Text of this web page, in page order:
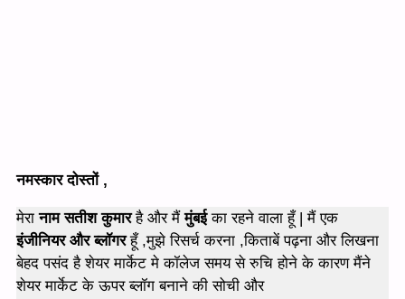
नमस्कार दोस्तों ,
मेरानाम सतीश कुमारहै और मैंमुंबईका रहने वाला हूँ | मैं एक
इंजीनियर और ब्लॉगरहूँ ,मुझे रिसर्च करना ,किताबें पढ़ना और लिखना
बेहद पसंद है शेयर मार्केट मे कॉलेज समय से रुचि होने के कारण मैंने
शेयर मार्केट के ऊपर ब्लॉग बनाने की सोची और